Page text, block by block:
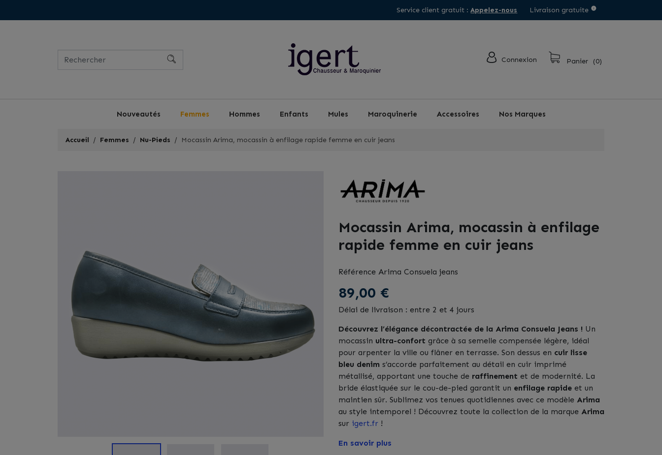
Service client gratuit :Appelez-nous Livraison gratuite
Connexion Panier (0)
Nouveautés Femmes Hommes Enfants Mules Maroquinerie Accessoires Nos Marques
Accueil Femmes Nu-Pieds Mocassin Arima, mocassin à enfilage rapide femme en cuir jeans
Mocassin Arima, mocassin à enfilage
rapide femme en cuir jeans
Référence Arima Consuela jeans
89,00 €
Délai de livraison : entre 2 et 4 jours
Découvrez l’élégance décontractée de la Arima Consuela Jeans ! Un
mocassin ultra-confort grâce à sa semelle compensée légère, idéal
pour arpenter la ville ou flâner en terrasse. Son dessus en cuir lisse
bleu denim s’accorde parfaitement au détail en cuir imprimé
métallisé, apportant une touche de raffinement et de modernité. La
bride élastiquée sur le cou-de-pied garantit un enfilage rapide et un
maintien sûr. Sublimez vos tenues quotidiennes avec ce modèle Arima
au style intemporel ! Découvrez toute la collection de la marque Arima
sur igert.fr !
En savoir plus